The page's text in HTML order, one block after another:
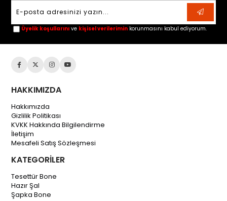
Üyelik koşullarını ve kişisel verilerimin korunmasını kabul ediyorum.
HAKKIMIZDA
Hakkımızda
Gizlilik Politikası
KVKK Hakkında Bilgilendirme
İletişim
Mesafeli Satış Sözleşmesi
KATEGORİLER
Tesettür Bone
Hazır Şal
Şapka Bone